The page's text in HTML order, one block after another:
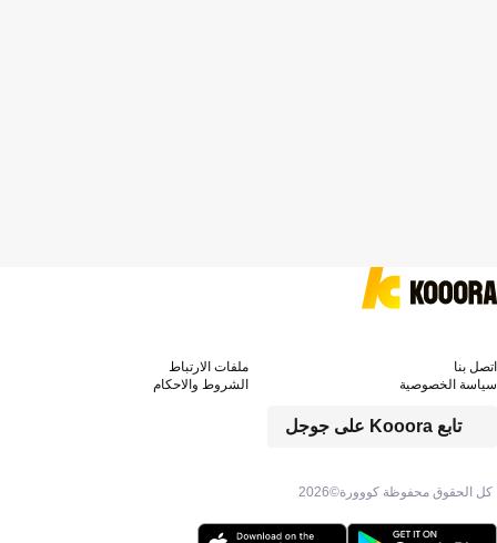
كل الحقوق محفوظة كووورة©2026
تابع Kooora على جوجل
اتصل بنا
ملفات الارتباط
سياسة الخصوصية
الشروط والاحكام